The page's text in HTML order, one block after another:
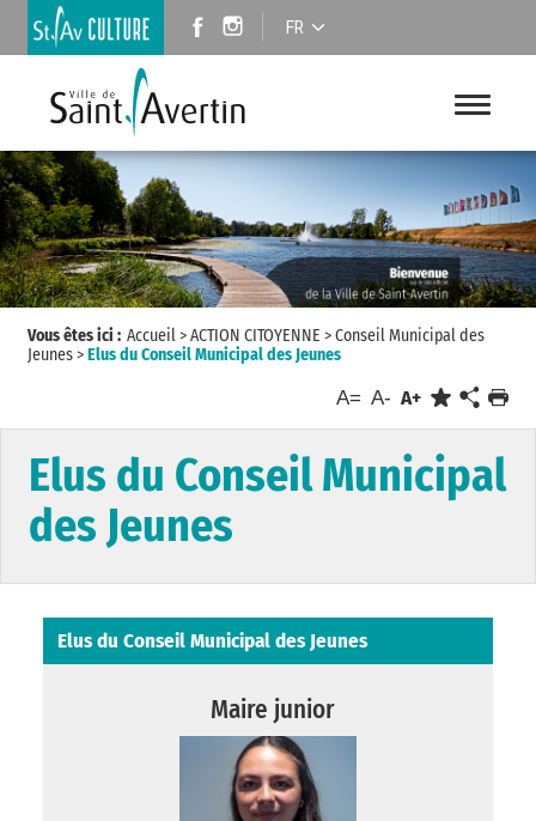
FR
Vous êtes ici : Accueil>ACTION CITOYENNE >Conseil Municipal des
Jeunes>Elus du Conseil Municipal des Jeunes
A= A- A+
Elus du Conseil Municipal
des Jeunes
Elus du Conseil Municipal des Jeunes
Maire junior